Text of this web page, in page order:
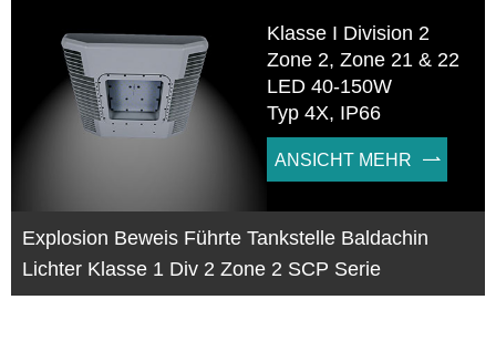
Klasse I Division 2
Zone 2, Zone 21 & 22
LED 40-150W
Typ 4X, IP66
ANSICHT MEHR 
Explosion Beweis Führte Tankstelle Baldachin
Lichter Klasse 1 Div 2 Zone 2 SCP Serie